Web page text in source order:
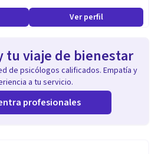
Ver perfil
tu viaje de bienestar
de psicólogos calificados. Empatía y
a tu servicio.
profesionales